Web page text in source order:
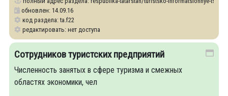
обновлен: 14.09.16
код раздела: ta.f22
редактировать: нет доступа
Сотрудников туристских предприятий
Численность занятых в сфере туризма и смежных
областях экономики, чел